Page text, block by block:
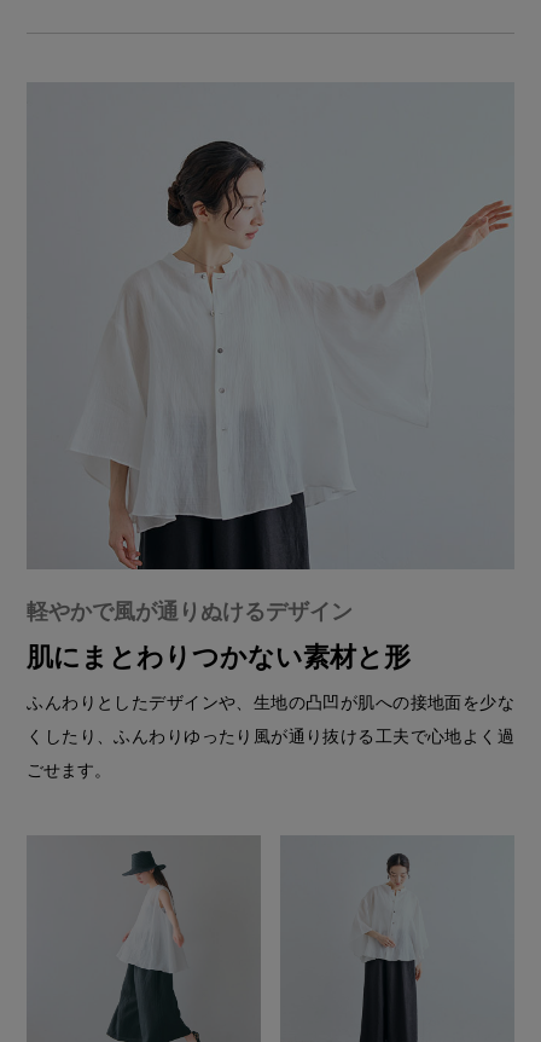
軽やかで風が通りぬけるデザイン
肌にまとわりつかない素材と形
ふんわりとしたデザインや、生地の凸凹が肌への接地面を少な
くしたり、ふんわりゆったり風が通り抜ける工夫で心地よく過
ごせます。